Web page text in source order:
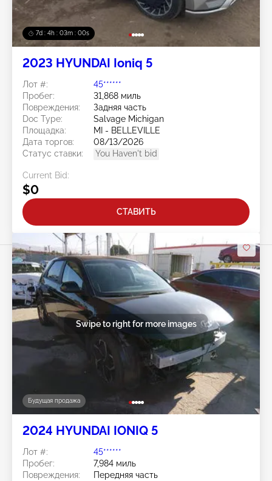
7d : 4h : 02m : 57s
2023 HYUNDAI Ioniq 5
Лот #:
45******
Пробег:
31,868 миль
Повреждения:
Задняя часть
Doc Type:
Salvage Michigan
Площадка:
MI - BELLEVILLE
Дата торгов:
08/13/2026
Статус ставки:
You Haven't bid
Current Bid:
$0
СТАВИТЬ
Будущая продажа
Swipe to right for more images
2024 HYUNDAI IONIQ 5
Лот #:
45******
Пробег:
7,984 миль
Повреждения:
Передняя часть